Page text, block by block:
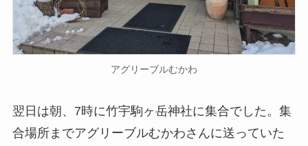
アグリーブルむかわ
翌日は朝、7時に竹宇駒ヶ岳神社に集合でした。集
合場所までアグリーブルむかわさんに送っていた